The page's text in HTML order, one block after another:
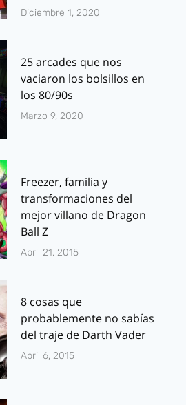
Diciembre 1, 2020
25 arcades que nos
vaciaron los bolsillos en
los 80/90s
Marzo 9, 2020
Freezer, familia y
transformaciones del
mejor villano de Dragon
Ball Z
Abril 21, 2015
8 cosas que
probablemente no sabías
del traje de Darth Vader
Abril 6, 2015